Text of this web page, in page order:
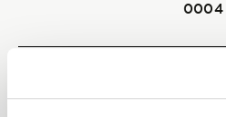
0004